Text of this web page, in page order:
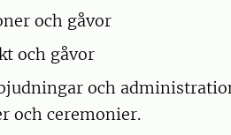
och gåvor
och gåvor
och
och ceremonier.